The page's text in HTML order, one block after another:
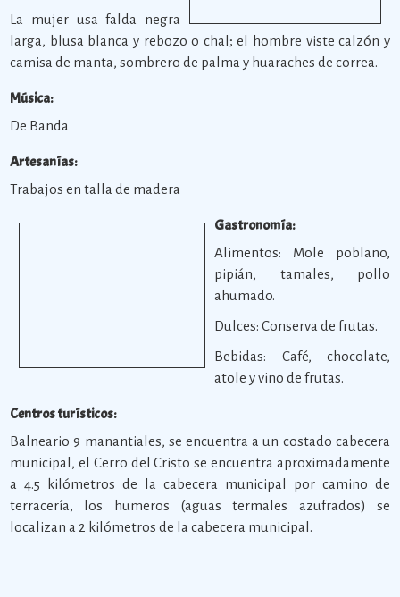
La mujer usa falda negra
larga, blusa blanca y rebozo o chal; el hombre viste calzón y
camisa de manta, sombrero de palma y huaraches de correa.
Música:
De Banda
Artesanías:
Trabajos en talla de madera
Gastronomía:
Alimentos: Mole poblano,
pipián, tamales, pollo
ahumado.
Dulces: Conserva de frutas.
Bebidas: Café, chocolate,
atole y vino de frutas.
Centros turísticos:
Balneario 9 manantiales, se encuentra a un costado cabecera
municipal, el Cerro del Cristo se encuentra aproximadamente
a 4.5 kilómetros de la cabecera municipal por camino de
terracería, los humeros (aguas termales azufrados) se
localizan a 2 kilómetros de la cabecera municipal.